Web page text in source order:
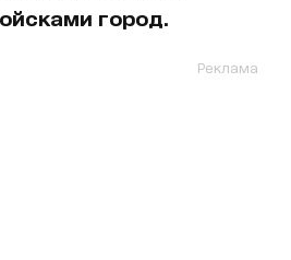
город.
Реклама